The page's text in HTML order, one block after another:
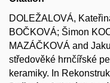
DOLEŽALOVÁ,
BOČKOVÁ; Šimon
MAZÁČKOVÁ and
středověké hrnčířské
keramiky. In